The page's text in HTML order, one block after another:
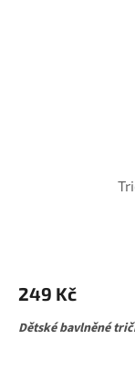
249 Kč
Dětské bavlněné